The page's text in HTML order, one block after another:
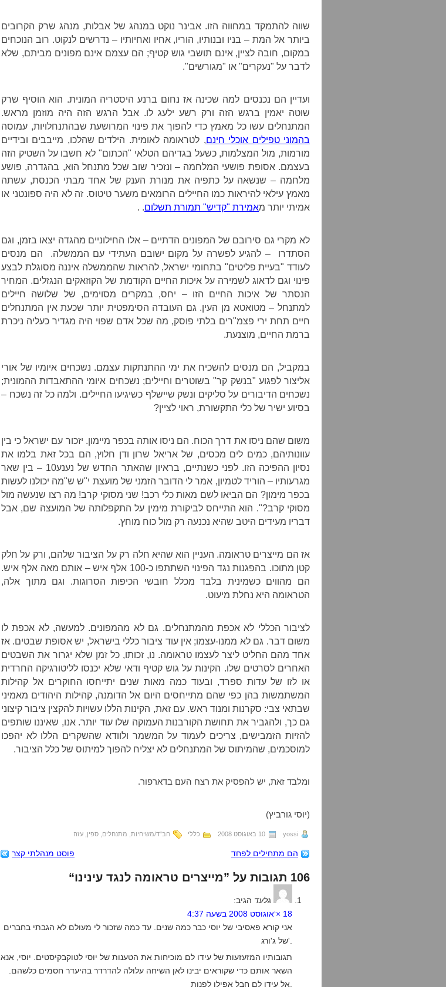
שווה להתמקד במחווה הזו. אבינר נוקט במנהג של אבלות, מנהג שרק הקרובים
ביותר אל המת – בניו ובנותיו, הוריו, אחיו ואחיותיו – נדרשים לנקוט. רוב הנוכחים
במקום, חובה לציין, אינם תושבי גוש קטיף; הם עצמם אינם מפונים מביתם, שלא
לדבר על "נעקרים" או "מגורשים".
ועדיין הם נכנסים למה שכינה אז נחום ברנע היסטריה המונית. הוא הוסיף שרק
שוטה יאמין ברגש הזה ורק רשע ילעג לו. אבל הרגש הזה היה מוזמן מראש.
המתנחלים עשו כל מאמץ כדי להפוך את פינוי המרושעת שבהתנחלויות, עמוסה
בהמוני טפילים אוכלי חינם, לטראומה לאומית. הילדים שהלכו, מייבבים ובידיים
מורמות, מול המצלמות, כשעל בגדיהם הטלאי "הכתום" לא חשבו על השטיק הזה
בעצמם. אסופת פושעי המלחמה – ונזכיר שוב שכל מתנחל הוא, בהגדרה, פושע
מלחמה – שנשאה על כתפיה את מנורת הענק של אחד מבתי הכנסת, עשתה
מאמץ עילאי להיראות כמו החיילים הרומאים משער טיטוס. זה לא היה ספונטני או
אמיתי יותר מאמירת "קדיש" תמורת תשלום. .
לא מקרי גם סירובם של המפונים הדתיים – אלו החילוניים מהגדה יצאו בזמן, וגם
הסתדרו – להגיע לפשרה על מקום ישובם העתידי עם הממשלה. הם מנסים
לעודד "בעיית פליטים" בתחומי ישראל, להראות שהממשלה איננה מסוגלת לבצע
פינוי וגם לדאוג לשמירה על איכות החיים הקודמת של הקוזאקים הנגזלים. המחיר
הנסתר של איכות החיים הזו – יחס, במקרים מסוימים, של שלושה חיילים
למתנחל – מטואטא מן העין. גם העובדה הסימפטית יותר שכעת אין המתנחלים
חיים תחת ירי פצמ"רים בלתי פוסק, מה שכל אדם שפוי היה מגדיר כעליה ניכרת
ברמת החיים, מוצנעת.
במקביל, הם מנסים להשכיח את ימי ההתנתקות עצמם. נשכחים איומיו של אורי
אליצור לפגוע "בנשק קר" בשוטרים וחיילים; נשכחים איומי ההתאבדות ההמונית;
נשכחים הדיבורים על סליקים ונשק שיישלף כשיגיעו החיילים. ולמה כל זה נשכח –
בסיוע ישיר של כלי התקשורת, ראוי לציין?
משום שהם ניסו את דרך הכוח. הם ניסו אותה בכפר מיימון. יזכור עם ישראל כי בין
עוונותיהם, כמים לים מכסים, של אריאל שרון ודן חלוץ, הם בכל זאת בלמו את
נסיון ההפיכה הזו. לפני כשנתיים, בראיון שהאתר החדש של נענע10 – בין שאר
מגרעותיו – הוריד לטמיון, אמר לי הדובר הזמני של מועצת י"ש ש"מה יכולנו לעשות
בכפר מימון? הם הביאו לשם מאות כלי רכב! שני מסוקי קרב! מה רצו שנעשה מול
מסוקי קרב?". הוא התייחס לביקורת מימין על התקפלותה של המועצה שם, אבל
דבריו מעידים היטב שהיא נכנעה רק מול כוח מוחץ.
אז הם מייצרים טראומה. העניין הוא שהיא חלה רק על הציבור שלהם, ורק על חלק
קטן מתוכו. בהפגנות נגד הפינוי השתתפו כ-100 אלף איש – אותם מאה אלף איש.
הם מהווים כשמינית בלבד מכלל חובשי הכיפות הסרוגות. וגם מתוך אלה,
הטראומה היא נחלת מיעוט.
לציבור הכללי לא אכפת מהמתנחלים. גם לא מהמפונים. למעשה, לא אכפת לו
משום דבר. גם לא ממנו-עצמו; אין עוד ציבור כללי בישראל, יש אסופת שבטים. אז
אחד מהם החליט ליצר לעצמו טראומה. נו, זכותו, כל זמן שלא יגרור את השבטים
האחרים לסרטים שלו. הקינות על גוש קטיף ודאי שלא יכנסו לליטורגיקה החרדית
או לזו של עדות ספרד, ובעוד כמה מאות שנים יתייחסו החוקרים אל קהילות
המשתמשות בהן כפי שהם מתייחסים היום אל הדומנה, קהילות היהודים מאמיני
שבתאי צבי: סקרנות ומנוד ראש. עם זאת, הקינות הללו עשויות להקצין ציבור קיצוני
גם כך, ולהגביר את תחושת הקורבנות העמוקה שלו עוד יותר. אנו, שאיננו שותפים
להזיות הזמבישים, צריכים לעמוד על המשמר ולוודא שהשקרים הללו לא יהפכו
למוסכמים, שהמיתוס של המתנחלים לא יצליח להפוך למיתוס של כלל הציבור.
ומלבד זאת, יש להפסיק את רצח העם בדארפור.
(יוסי גורביץ)
yossi 10 באוגוסט 2008 כללי חב"ד/משיחיות מתנחלים ספין עזה
הם מתחילים לפחד פוסט מנהלתי קצר
106 תגובות על ”מייצרים טראומה לנגד עינינו“
גלעד הגיב:
18 ×‘אוגוסט 2008 בשעה 4:37
אני קורא פאסיבי של יוסי כבר כמה שנים. עד כמה שזכור לי מעולם לא הגבתי בחברים
של ג'ורג'.
תגובותיו המזעזעות של עידו לם מוכיחות את הטענות של יוסי לטוקבקיסטים. יוסי, אנא
השאר אותם כדי שקוראים יבינו לאן השיחה עלולה להדרדר בהיעדר חסמים כלשהם.